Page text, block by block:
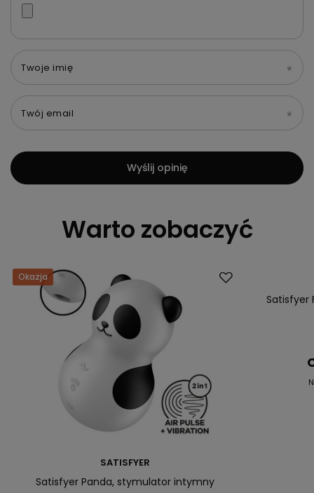
Twoje imię
Twój email
Wyślij opinię
Warto zobaczyć
Okazja
SATISFYER
Satisfyer Panda, stymulator intymny
Satisfyer